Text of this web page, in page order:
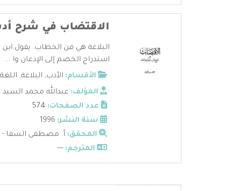
الاقتضاب في شرح
البلاغة هي فن الخطاب. يقول ابن
استدراج الخصم إلى الإذعان وا ...
الأقسام: الأدب, البلاغة,
المؤلف: عبدالله محمد
عدد الصفحات:
سنة النشر:
المحقق: أ. مصطفى السقا -
المترجم: ---